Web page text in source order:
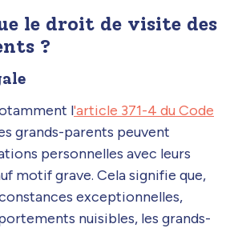
le droit de visite des
?
l'article 371-4 du Code
grands-parents peuvent
personnelles avec leurs
motif grave. Cela signifie que,
exceptionnelles,
nuisibles, les grands-